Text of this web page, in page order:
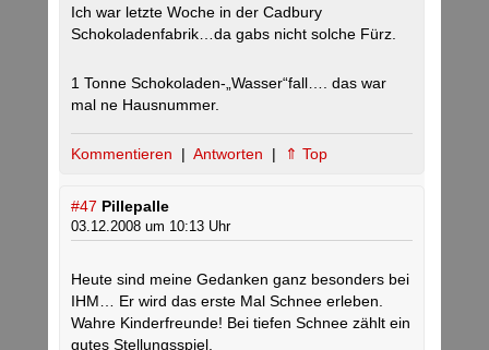
Ich war letzte Woche in der Cadbury
Schokoladenfabrik…da gabs nicht solche Fürz.
1 Tonne Schokoladen-„Wasser“fall…. das war
mal ne Hausnummer.
Kommentieren | Antworten | ⇑ Top
#47 Pillepalle
03.12.2008 um 10:13 Uhr
Heute sind meine Gedanken ganz besonders bei
IHM… Er wird das erste Mal Schnee erleben.
Wahre Kinderfreunde! Bei tiefen Schnee zählt ein
gutes Stellungsspiel.